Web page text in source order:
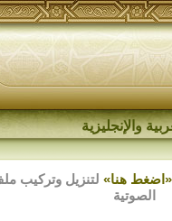
والإنجليزية
«اضغط هنا»
الصوتية